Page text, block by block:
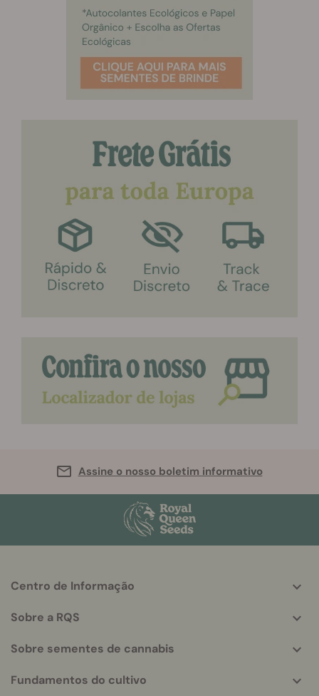
Assine o nosso boletim informativo
More
info
Centro de Informação
Sobre a RQS
Sobre sementes de cannabis
Fundamentos do cultivo